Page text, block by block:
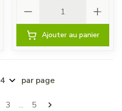
Ajouter au panier
Pagesactuellement la page
Page
3 ... Page
5
par page